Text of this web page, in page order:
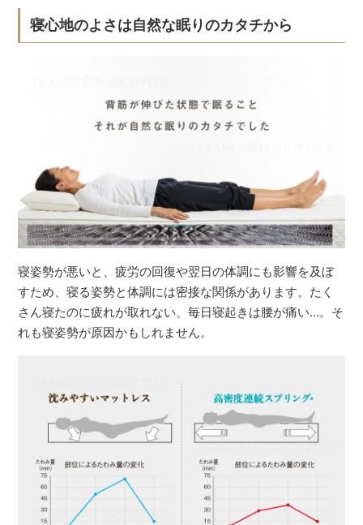
寝心地のよさは自然な眠りのカタチから
寝姿勢が悪いと、疲労の回復や翌日の体調にも影響を及ぼ
すため、寝る姿勢と体調には密接な関係があります。たく
さん寝たのに疲れが取れない、毎日寝起きは腰が痛い…。そ
れも寝姿勢が原因かもしれません。